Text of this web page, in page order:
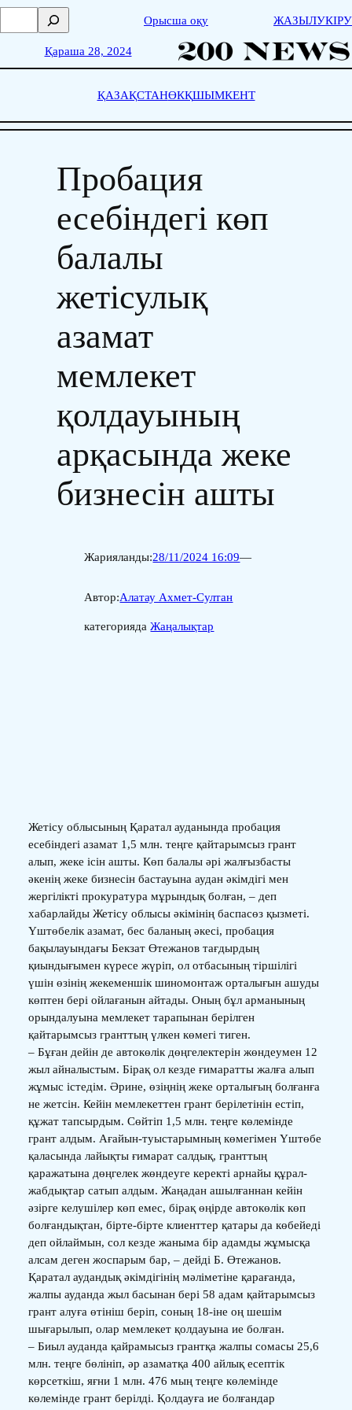
Skip
о
с
Орысша оқу ЖАЗЫЛУКІРУ
Қараша 28, 2024
ҚАЗАҚСТАНӨКҚШЫМКЕНТ
Пробация
есебіндегі көп
балалы
жетісулық
азамат
мемлекет
қолдауының
арқасында жеке
бизнесін ашты
Жарияланды:28/11/2024 16:09—
Автор:Алатау Ахмет-Султан
категориядаЖаңалықтар
Жетісу облысының Қаратал ауданында пробация
есебіндегі азамат 1,5 млн. теңге қайтарымсыз грант
алып, жеке ісін ашты. Көп балалы әрі жалғызбасты
әкенің жеке бизнесін бастауына аудан әкімдігі мен
жергілікті прокуратура мұрындық болған, – деп
хабарлайды Жетісу облысы әкімінің баспасөз қызметі.
Үштөбелік азамат, бес баланың әкесі, пробация
бақылауындағы Бекзат Өтежанов тағдырдың
қиындығымен күресе жүріп, ол отбасының тіршілігі
үшін өзінің жекеменшік шиномонтаж орталығын ашуды
көптен бері ойлағанын айтады. Оның бұл арманының
орындалуына мемлекет тарапынан берілген
қайтарымсыз гранттың үлкен көмегі тиген.
– Бұған дейін де автокөлік дөңгелектерін жөндеумен 12
жыл айналыстым. Бірақ ол кезде ғимаратты жалға алып
жұмыс істедім. Әрине, өзіңнің жеке орталығың болғанға
не жетсін. Кейін мемлекеттен грант берілетінін естіп,
құжат тапсырдым. Сөйтіп 1,5 млн. теңге көлемінде
грант алдым. Ағайын-туыстарымның көмегімен Үштөбе
қаласында лайықты ғимарат салдық, гранттың
қаражатына дөңгелек жөндеуге керекті арнайы құрал-
жабдықтар сатып алдым. Жаңадан ашылғаннан кейін
әзірге келушілер көп емес, бірақ өңірде автокөлік көп
болғандықтан, бірте-бірте клиенттер қатары да көбейеді
деп ойлаймын, сол кезде жаныма бір адамды жұмысқа
алсам деген жоспарым бар, – дейді Б. Өтежанов.
Қаратал аудандық әкімдігінің мәліметіне қарағанда,
жалпы ауданда жыл басынан бері 58 адам қайтарымсыз
грант алуға өтініш беріп, соның 18-іне оң шешім
шығарылып, олар мемлекет қолдауына ие болған.
– Биыл ауданда қайрамысыз грантқа жалпы сомасы 25,6
млн. теңге бөлініп, әр азаматқа 400 айлық есептік
көрсеткіш, яғни 1 млн. 476 мың теңге көлемінде
көлемінде грант берілді. Қолдауға ие болғандар